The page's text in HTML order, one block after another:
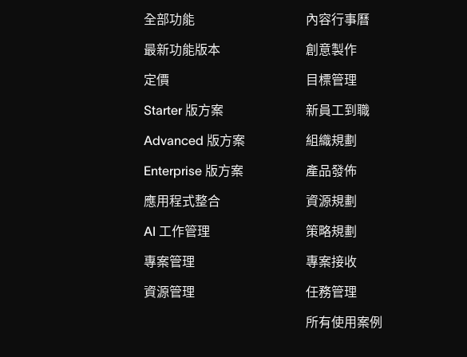
全部功能
最新功能版本
定價
Starter 版方案
Advanced 版方案
Enterprise 版方案
應用程式整合
AI 工作管理
專案管理
資源管理
內容行事曆
創意製作
目標管理
新員工到職
組織規劃
產品發佈
資源規劃
策略規劃
專案接收
任務管理
所有使用案例